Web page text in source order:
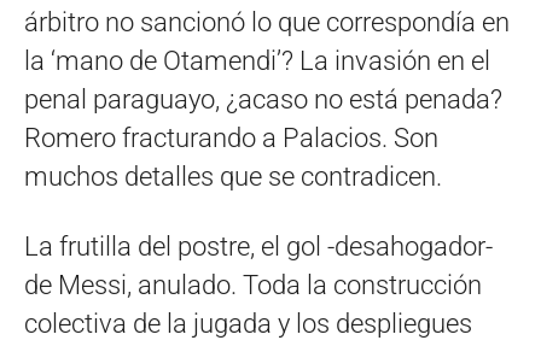
árbitro no sancionó lo que correspondía en
la ‘mano de Otamendi’? La invasión en el
penal paraguayo, ¿acaso no está penada?
Romero fracturando a Palacios. Son
muchos detalles que se contradicen.
La frutilla del postre, el gol -desahogador-
de Messi, anulado. Toda la construcción
colectiva de la jugada y los despliegues